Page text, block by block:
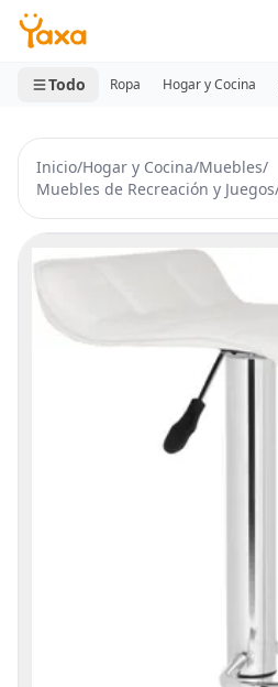
MINI CARRITO
0 productos
Todo Ropa Hogar y Cocina
Inicio/Hogar y Cocina/Muebles/
Muebles de Recreación y Juegos